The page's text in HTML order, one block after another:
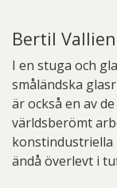
Bertil Vallien
I en stuga och
småländska
är också en av
världsberömt
konstindustriella
ändå överlevt i